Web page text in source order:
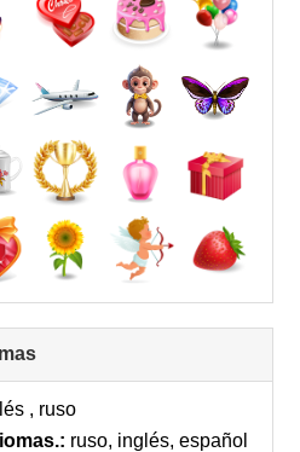
to
collapse
, ruso
ruso, inglés, español